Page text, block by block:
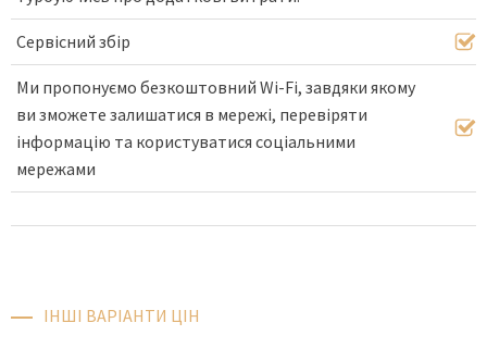
Сервісний збір
Ми пропонуємо безкоштовний Wi-Fi, завдяки якому
ви зможете залишатися в мережі, перевіряти
інформацію та користуватися соціальними
мережами
ІНШІ ВАРІАНТИ ЦІН